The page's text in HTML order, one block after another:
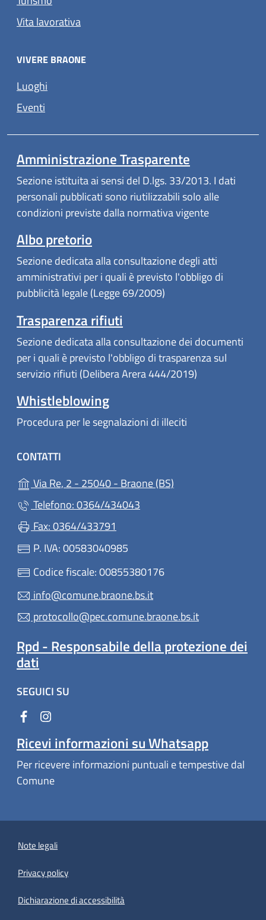
Vita lavorativa
VIVERE BRAONE
Luoghi
Eventi
Amministrazione Trasparente
Sezione istituita ai sensi del D.lgs. 33/2013. I dati
personali pubblicati sono riutilizzabili solo alle
condizioni previste dalla normativa vigente
Albo pretorio
Sezione dedicata alla consultazione degli atti
amministrativi per i quali è previsto l'obbligo di
pubblicità legale (Legge 69/2009)
Trasparenza rifiuti
Sezione dedicata alla consultazione dei documenti
per i quali è previsto l'obbligo di trasparenza sul
servizio rifiuti (Delibera Arera 444/2019)
Whistleblowing
Procedura per le segnalazioni di illeciti
CONTATTI
Via Re, 2 - 25040 - Braone (BS)
Telefono: 0364/434043
Fax: 0364/433791
P. IVA: 00583040985
Codice fiscale: 00855380176
info@comune.braone.bs.it
protocollo@pec.comune.braone.bs.it
Rpd - Responsabile della protezione dei
dati
SEGUICI SU
Ricevi informazioni su Whatsapp
Per ricevere informazioni puntuali e tempestive dal
Comune
Note legali
Privacy policy
Dichiarazione di accessibilità